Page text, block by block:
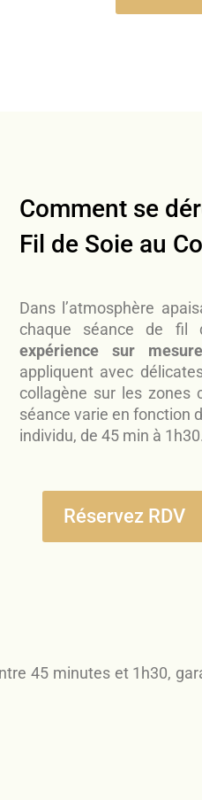
Comment se
Fil de Soie au
Dans l’atmosphère
chaque séance de fil
expérience sur mesure
appliquent avec
collagène sur les zones
séance varie en fonction
individu, de 45 min à 1h30.
Réservez RDV
45 minutes et 1h30,